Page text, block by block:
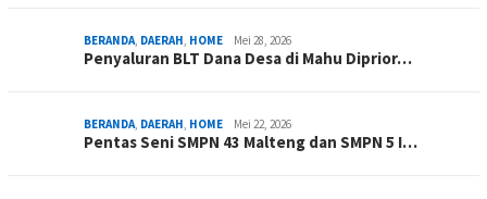
BERANDA, DAERAH, HOME Mei 28, 2026
Penyaluran BLT Dana Desa di Mahu Diprior…
BERANDA, DAERAH, HOME Mei 22, 2026
Pentas Seni SMPN 43 Malteng dan SMPN 5 I…